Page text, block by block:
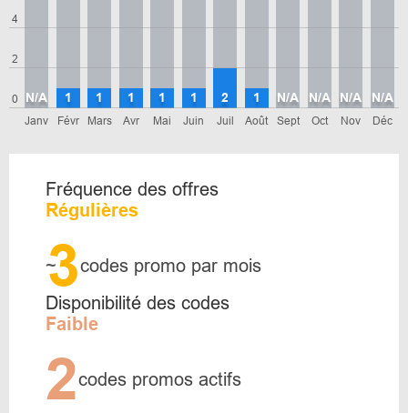
0
2
4
Janv
N/A
Févr
1
Mars
1
Avr
1
Mai
1
Juin
1
Juil
2
Août
1
Sept
N/A
Oct
N/A
Nov
N/A
Déc
N/A
Fréquence des offres
Régulières
~
3codes promo par mois
Disponibilité des codes
Faible
2codes promos actifs